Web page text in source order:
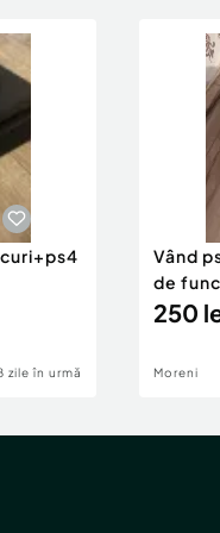
zile în urmă
Vând
de
250
Moreni